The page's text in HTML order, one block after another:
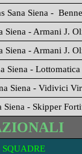
Sana Siena -
Siena - Armani J.
Siena - Armani J.
Siena -
Siena - Vidivici
Siena - Skipper
SQUADRE